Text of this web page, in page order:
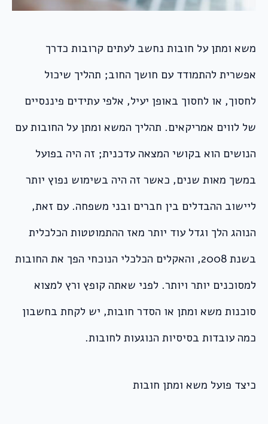
משא ומתן על חובות נחשב לעתים קרובות כדרך
אפשרית להתמודד עם חושך החוב; תהליך שיכול
לחסוך, או לחסוך באופן יעיל, אלפי עתידים פיננסיים
של לווים אמריקאים. תהליך המשא ומתן על החובות עם
הנושים הוא בקושי המצאה עדכנית; זה היה בפועל
במשך מאות שנים, כאשר זה היה בשימוש נפוץ יותר
ליישוב ההבדלים בין חברים ובני משפחה. עם זאת,
הנוהג הלך וגדל עוד יותר מאז ההתמוטטות הכלכלית
בשנת 2008, והאקלים הכלכלי הנוכחי הפך את החובות
למסוכנים יותר ויותר. לפני שאתה קופץ ורץ למצוא
סוכנות משא ומתן או הסדר חובות, יש לקחת בחשבון
כמה עובדות בסיסיות הנוגעות לחובות.
כיצד פועל משא ומתן חובות